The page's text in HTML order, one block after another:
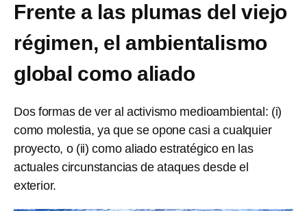
Frente a las plumas del viejo
régimen, el ambientalismo
global como aliado
Dos formas de ver al activismo medioambiental: (i)
como molestia, ya que se opone casi a cualquier
proyecto, o (ii) como aliado estratégico en las
actuales circunstancias de ataques desde el
exterior.